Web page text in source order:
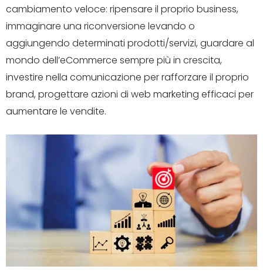
cambiamento veloce: ripensare il proprio business,
immaginare una riconversione levando o
aggiungendo determinati prodotti/servizi, guardare al
mondo dell’eCommerce sempre più in crescita,
investire nella comunicazione per rafforzare il proprio
brand, progettare azioni di web marketing efficaci per
aumentare le vendite.